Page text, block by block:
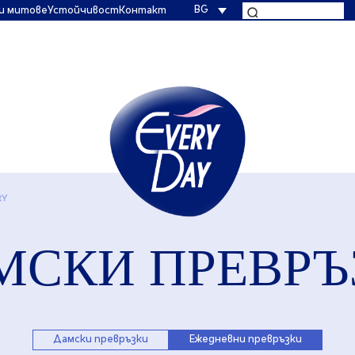
митовеУстойчивост Контакт BG
Дамски превръзки Ежедневни превръзки